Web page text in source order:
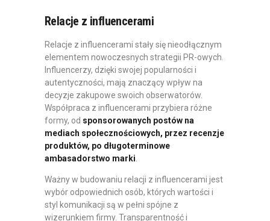
Relacje z influencerami
Relacje z influencerami stały się nieodłącznym
elementem nowoczesnych strategii PR-owych.
Influencerzy, dzięki swojej popularności i
autentyczności, mają znaczący wpływ na
decyzje zakupowe swoich obserwatorów.
Współpraca z influencerami przybiera różne
formy, od sponsorowanych postów na
mediach społecznościowych, przez recenzje
produktów, po długoterminowe
ambasadorstwo marki
Ważny w budowaniu relacji z influencerami jest
wybór odpowiednich osób, których wartości i
styl komunikacji są w pełni spójne z
wizerunkiem firmy. Transparentność i